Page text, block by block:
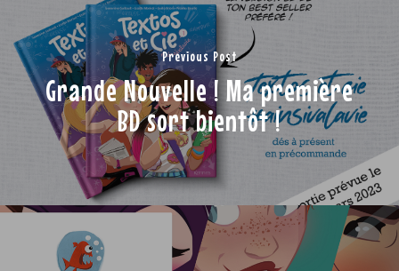
Previous Post
Grande Nouvelle ! Ma première
BD sort bientôt !